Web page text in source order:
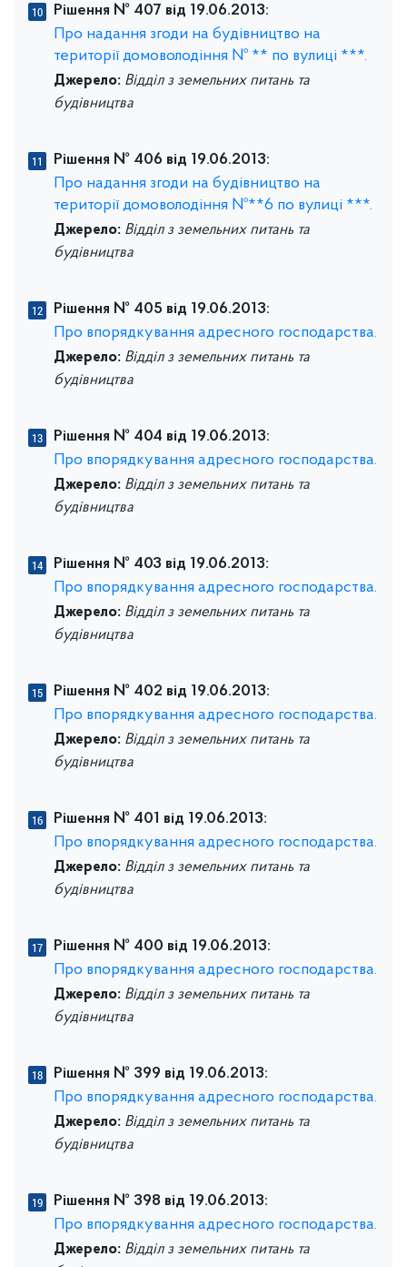
Рішення № 407 від 19.06.2013:
Про надання згоди на будівництво на
території домоволодіння № ** по вулиці ***.
Джерело: Відділ з земельних питань та
будівництва
Рішення № 406 від 19.06.2013:
Про надання згоди на будівництво на
території домоволодіння №**6 по вулиці ***.
Джерело: Відділ з земельних питань та
будівництва
Рішення № 405 від 19.06.2013:
Про впорядкування адресного господарства.
Джерело: Відділ з земельних питань та
будівництва
Рішення № 404 від 19.06.2013:
Про впорядкування адресного господарства.
Джерело: Відділ з земельних питань та
будівництва
Рішення № 403 від 19.06.2013:
Про впорядкування адресного господарства.
Джерело: Відділ з земельних питань та
будівництва
Рішення № 402 від 19.06.2013:
Про впорядкування адресного господарства.
Джерело: Відділ з земельних питань та
будівництва
Рішення № 401 від 19.06.2013:
Про впорядкування адресного господарства.
Джерело: Відділ з земельних питань та
будівництва
Рішення № 400 від 19.06.2013:
Про впорядкування адресного господарства.
Джерело: Відділ з земельних питань та
будівництва
Рішення № 399 від 19.06.2013:
Про впорядкування адресного господарства.
Джерело: Відділ з земельних питань та
будівництва
Рішення № 398 від 19.06.2013:
Про впорядкування адресного господарства.
Джерело: Відділ з земельних питань та